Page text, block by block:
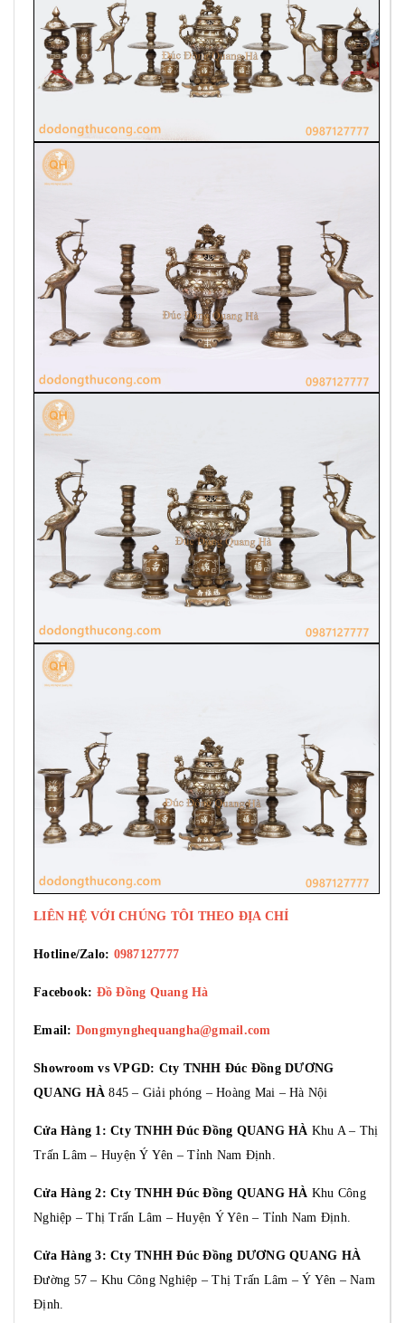
LIÊN HỆ VỚI CHÚNG TÔI THEO ĐỊA CHỈ
Hotline/Zalo: 0987127777
Facebook: Đồ Đồng Quang Hà
Email: Dongmynghequangha@gmail.com
Showroom vs VPGD: Cty TNHH Đúc Đồng DƯƠNG
QUANG HÀ 845 – Giải phóng – Hoàng Mai – Hà Nội
Cửa Hàng 1: Cty TNHH Đúc Đồng QUANG HÀ Khu A – Thị
Trấn Lâm – Huyện Ý Yên – Tỉnh Nam Định.
Cửa Hàng 2: Cty TNHH Đúc Đồng QUANG HÀ Khu Công
Nghiệp – Thị Trấn Lâm – Huyện Ý Yên – Tỉnh Nam Định.
Cửa Hàng 3: Cty TNHH Đúc Đồng DƯƠNG QUANG HÀ
Đường 57 – Khu Công Nghiệp – Thị Trấn Lâm – Ý Yên – Nam
Định.